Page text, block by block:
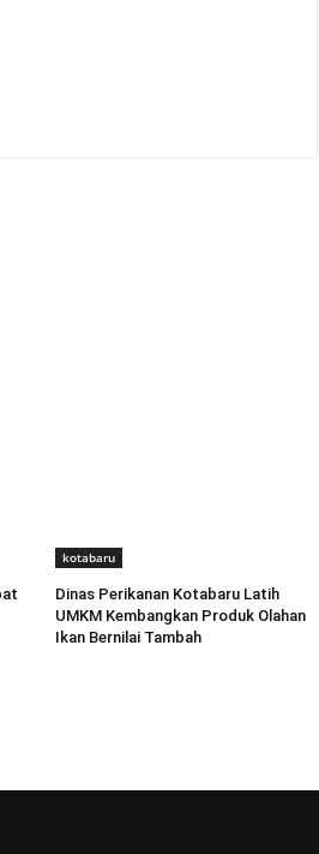
kotabaru
Dinas Perikanan Kotabaru Latih
UMKM Kembangkan Produk Olahan
Ikan Bernilai Tambah